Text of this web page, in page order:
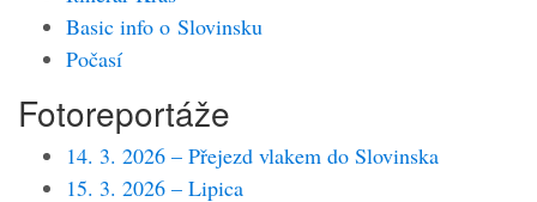
Basic info o Slovinsku
Počasí
Fotoreportáže
14. 3. 2026 – Přejezd vlakem do Slovinska
15. 3. 2026 – Lipica